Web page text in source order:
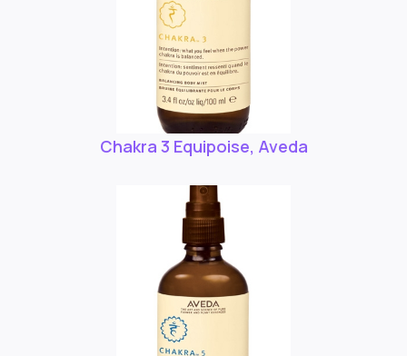
Chakra 3 Equipoise, Aveda